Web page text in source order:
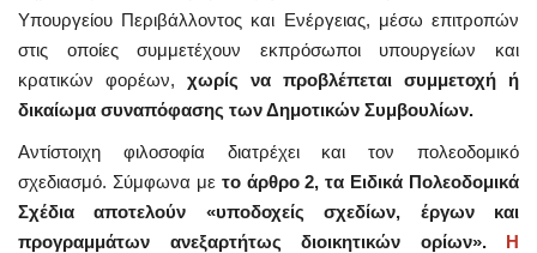
Υπουργείου Περιβάλλοντος και Ενέργειας, μέσω επιτροπών
στις οποίες συμμετέχουν εκπρόσωποι υπουργείων και
κρατικών φορέων, χωρίς να προβλέπεται συμμετοχή ή
δικαίωμα συναπόφασης των Δημοτικών Συμβουλίων.
Αντίστοιχη φιλοσοφία διατρέχει και τον πολεοδομικό
σχεδιασμό. Σύμφωνα με το άρθρο 2, τα Ειδικά Πολεοδομικά
Σχέδια αποτελούν «υποδοχείς σχεδίων, έργων και
προγραμμάτων ανεξαρτήτως διοικητικών ορίων». Η